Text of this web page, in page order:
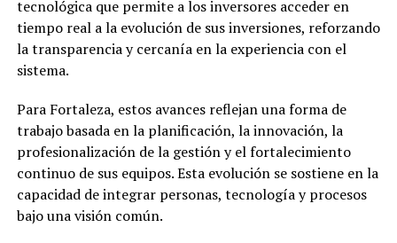
tecnológica que permite a los inversores acceder en
tiempo real a la evolución de sus inversiones, reforzando
la transparencia y cercanía en la experiencia con el
sistema.
Para Fortaleza, estos avances reflejan una forma de
trabajo basada en la planificación, la innovación, la
profesionalización de la gestión y el fortalecimiento
continuo de sus equipos. Esta evolución se sostiene en la
capacidad de integrar personas, tecnología y procesos
bajo una visión común.